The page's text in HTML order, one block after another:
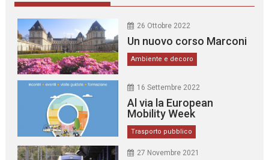
26 Ottobre 2022
Un nuovo corso Marconi
Ambiente e decoro
16 Settembre 2022
Al via la European
Mobility Week
Trasporto pubblico
27 Novembre 2021